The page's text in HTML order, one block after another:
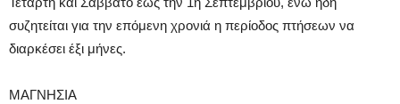
συζητείται για την επόμενη χρονιά η περίοδος πτήσεων να
διαρκέσει έξι μήνες.
ΜΑΓΝΗΣΙΑ